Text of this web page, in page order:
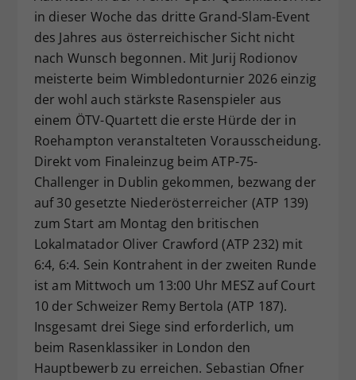
in dieser Woche das dritte Grand-Slam-Event
des Jahres aus österreichischer Sicht nicht
nach Wunsch begonnen. Mit Jurij Rodionov
meisterte beim Wimbledonturnier 2026 einzig
der wohl auch stärkste Rasenspieler aus
einem ÖTV-Quartett die erste Hürde der in
Roehampton veranstalteten Vorausscheidung.
Direkt vom Finaleinzug beim ATP-75-
Challenger in Dublin gekommen, bezwang der
auf 30 gesetzte Niederösterreicher (ATP 139)
zum Start am Montag den britischen
Lokalmatador Oliver Crawford (ATP 232) mit
6:4, 6:4. Sein Kontrahent in der zweiten Runde
ist am Mittwoch um 13:00 Uhr MESZ auf Court
10 der Schweizer Remy Bertola (ATP 187).
Insgesamt drei Siege sind erforderlich, um
beim Rasenklassiker in London den
Hauptbewerb zu erreichen. Sebastian Ofner
Zweck
Dieser Wert speichert Ihre Consent-
Einstellungen. Unter anderem eine
zufällig generierte ID, für die
historische Speicherung Ihrer
vorgenommen Einstellungen, falls der
Webseiten-Betreiber dies eingestellt
hat.